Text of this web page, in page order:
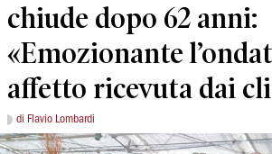
chiude dopo 62 anni:
«Emozionante
affetto ricevuta dai
di Flavio Lombardi